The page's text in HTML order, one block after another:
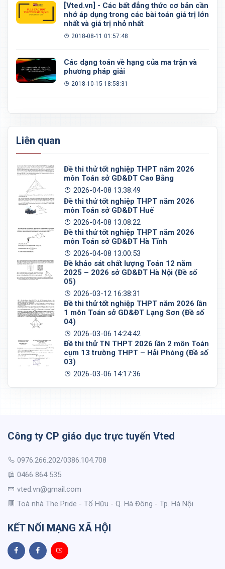
[Vted.vn] - Các bất đẳng thức cơ bản cần
nhớ áp dụng trong các bài toán giá trị lớn
nhất và giá trị nhỏ nhất
2018-08-11 01:57:48
Các dạng toán về hạng của ma trận và
phương pháp giải
2018-10-15 18:58:31
Liên quan
Đề thi thử tốt nghiệp THPT năm 2026
môn Toán sở GD&ĐT Cao Bằng
2026-04-08 13:38:49
Đề thi thử tốt nghiệp THPT năm 2026
môn Toán sở GD&ĐT Huế
2026-04-08 13:08:22
Đề thi thử tốt nghiệp THPT năm 2026
môn Toán sở GD&ĐT Hà Tĩnh
2026-04-08 13:00:53
Đề khảo sát chất lượng Toán 12 năm
2025 – 2026 sở GD&ĐT Hà Nội (Đề số
05)
2026-03-12 16:38:31
Đề thi thử tốt nghiệp THPT năm 2026 lần
1 môn Toán sở GD&ĐT Lạng Sơn (Đề số
04)
2026-03-06 14:24:42
Đề thi thử TN THPT 2026 lần 2 môn Toán
cụm 13 trường THPT – Hải Phòng (Đề số
03)
2026-03-06 14:17:36
Công ty CP giáo dục trực tuyến Vted
0976.266.202/0386.104.708
0466 864 535
vted.vn@gmail.com
Toà nhà The Pride - Tố Hữu - Q. Hà Đông - Tp. Hà Nội
KẾT NỐI MẠNG XÃ HỘI